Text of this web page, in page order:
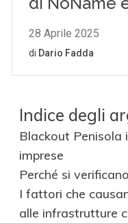
Indice degli
Blackout Penisola
imprese
Perché si
I fattori che
alle infrastrutture